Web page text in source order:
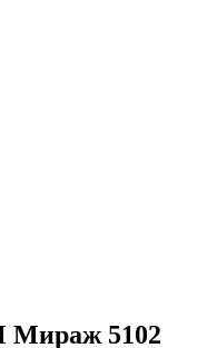
5102